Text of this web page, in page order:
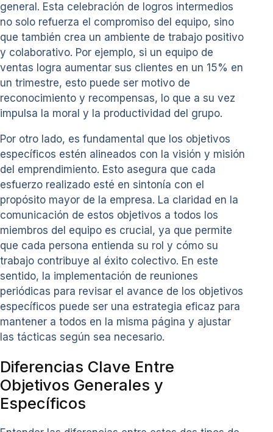
general. Esta celebración de logros intermedios
no solo refuerza el compromiso del equipo, sino
que también crea un ambiente de trabajo positivo
y colaborativo. Por ejemplo, si un equipo de
ventas logra aumentar sus clientes en un 15% en
un trimestre, esto puede ser motivo de
reconocimiento y recompensas, lo que a su vez
impulsa la moral y la productividad del grupo.
Por otro lado, es fundamental que los objetivos
específicos estén alineados con la visión y misión
del emprendimiento. Esto asegura que cada
esfuerzo realizado esté en sintonía con el
propósito mayor de la empresa. La claridad en la
comunicación de estos objetivos a todos los
miembros del equipo es crucial, ya que permite
que cada persona entienda su rol y cómo su
trabajo contribuye al éxito colectivo. En este
sentido, la implementación de reuniones
periódicas para revisar el avance de los objetivos
específicos puede ser una estrategia eficaz para
mantener a todos en la misma página y ajustar
las tácticas según sea necesario.
Diferencias Clave Entre
Objetivos Generales y
Específicos